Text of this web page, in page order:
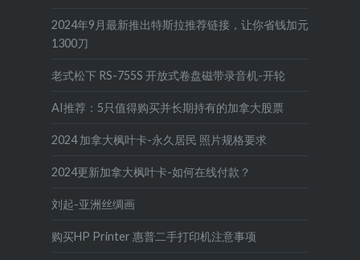
2024年9月最新推出特斯拉推荐链接，让你省钱加元
1300刀
老式松下 RS-755S 开放式卷盘磁带录音机-开轮
AI推荐：5只值得购买并长期持有的加拿大股票
2024 加拿大枫叶卡-永久居民 照片规格要求
2024更新加拿大枫叶卡-如何在线付款？
刘起-亚洲丝绸画
购买HP Printer 惠普二手打印机注意事项